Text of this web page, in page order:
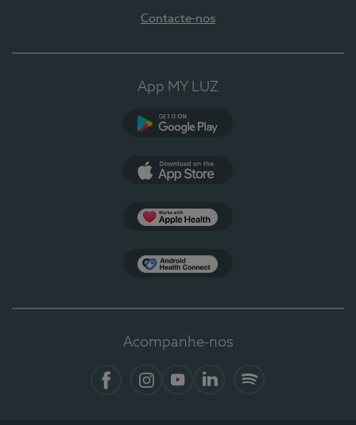
Contacte-nos
App MY LUZ
Acompanhe-nos